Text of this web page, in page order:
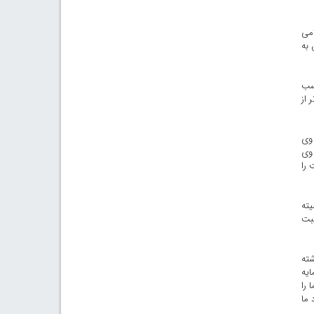
به
از
وی
را
را
ما